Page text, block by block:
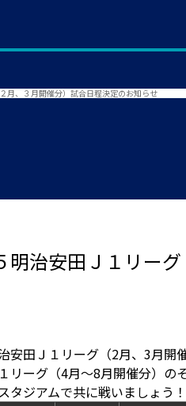
月、３月開催分）試合日程決定のお知らせ
明治安田Ｊ１リー
安田Ｊ１リーグ（2月、3月開
リーグ（4月～8月開催分）の
タジアムで共に戦いましょう！